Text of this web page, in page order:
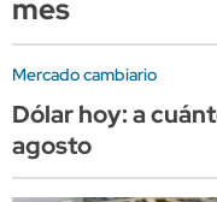
mes
Mercado cambiario
Dólar hoy: a
agosto